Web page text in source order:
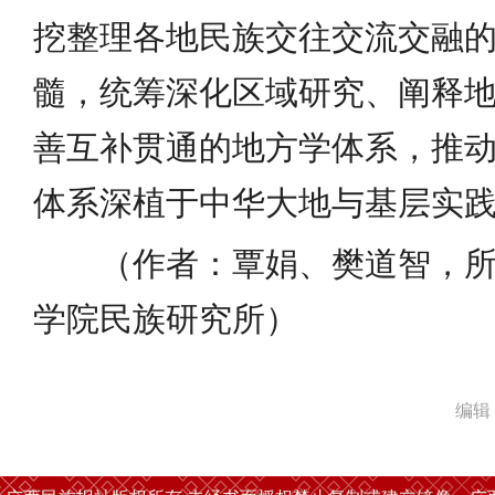
挖整理各地民族交往交流交融
髓，统筹深化区域研究、阐释
善互补贯通的地方学体系，推
体系深植于中华大地与基层实
（作者：覃娟、樊道智，
学院民族研究所）
编